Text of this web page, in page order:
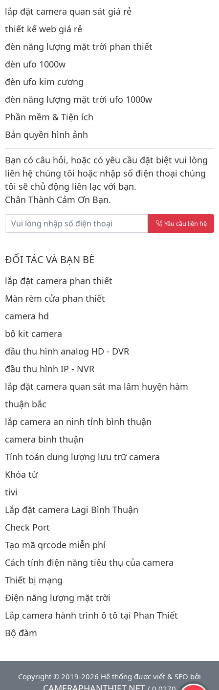
lắp đặt camera quan sát giá rẻ
thiết kế web giá rẻ
đèn năng lượng mặt trời phan thiết
đèn ufo 1000w
đèn ufo kim cương
đèn năng lượng mặt trời ufo 1000w
Phần mềm & Tiện ích
Bản quyền hình ảnh
Bạn có câu hỏi, hoặc có yêu cầu đặt biệt vui lòng
liên hệ chúng tôi hoặc nhập số điện thoại chúng
tôi sẽ chủ động liên lạc với bạn.
Chân Thành Cảm Ơn Bạn.
Yêu cầu liên hệ
ĐỐI TÁC VÀ BẠN BÈ
lắp đặt camera phan thiết
Màn rèm cửa phan thiết
camera hd
bộ kit camera
đầu thu hình analog HD - DVR
đầu thu hình IP - NVR
lắp đặt camera quan sát ma lâm huyện hàm
thuận bắc
lắp camera an ninh tỉnh bình thuận
camera bình thuận
Tính toán dung lượng lưu trữ camera
Khóa từ
tivi
Lắp đặt camera Lagi Bình Thuận
Check Port
Tạo mã qrcode miễn phí
Cách tính điện năng tiêu thụ của camera
Thiết bị mạng
Điện năng lượng mặt trời
Lắp camera hành trình ô tô tại Phan Thiết
Bộ đàm
Copyright © 2019-2026 Hệ thống được viết & SEO bởi